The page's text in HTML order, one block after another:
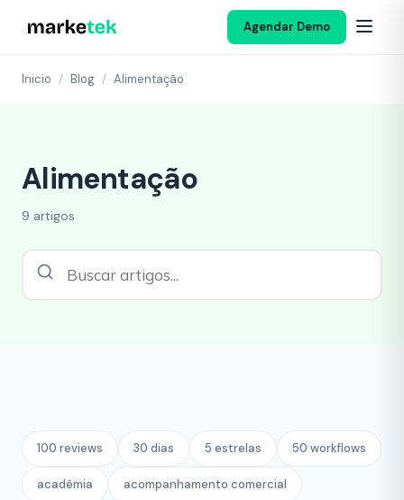
Agendar Demo
Inicio / Blog / Alimentação
Alimentação
9 artigos
100 reviews 30 dias 5 estrelas 50 workflows
acadêmia acompanhamento comercial